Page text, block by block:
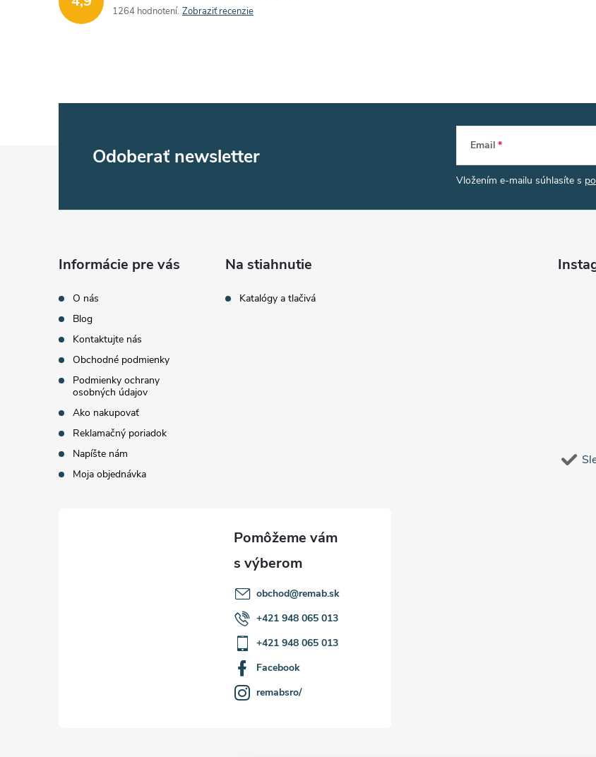
1264 hodnotení Zobraziť recenzie
Odoberať newsletter Email
Vložením e-mailu súhlasíte s
Informácie pre vás
O nás
Blog
Kontaktujte nás
Obchodné podmienky
Podmienky ochrany
osobných údajov
Ako nakupovať
Reklamačný poriadok
Napíšte nám
Moja objednávka
Na stiahnutie
Katalógy a tlačivá
obchod@remab.sk
+421 948 065 013
+421 948 065 013
Facebook
remabsro/